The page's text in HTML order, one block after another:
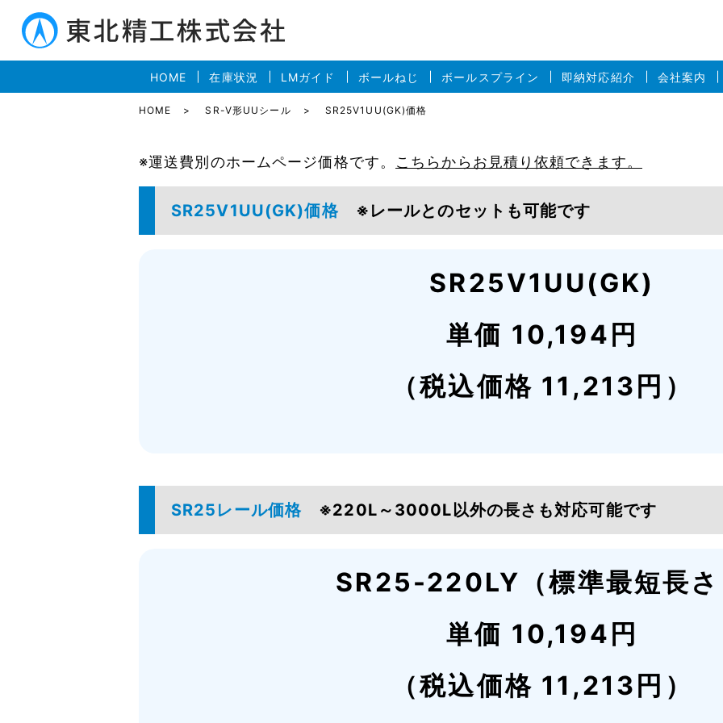
HOME 在庫状況 LMガイド ボールねじ ボールスプライン 即納対応紹介 会社案内
HOME SR-V形UUシール SR25V1UU(GK)価格
※運送費別のホームページ価格です。 こちらからお見積り依頼できます。
SR25V1UU(GK)価格 ※レールとのセットも可能です
SR25V1UU(GK)
単価 10,194円
（税込価格 11,213円）
SR25レール価格 ※220L～3000L以外の長さも対応可能です
SR25-220LY（標準最短長
単価 10,194円
（税込価格 11,213円）